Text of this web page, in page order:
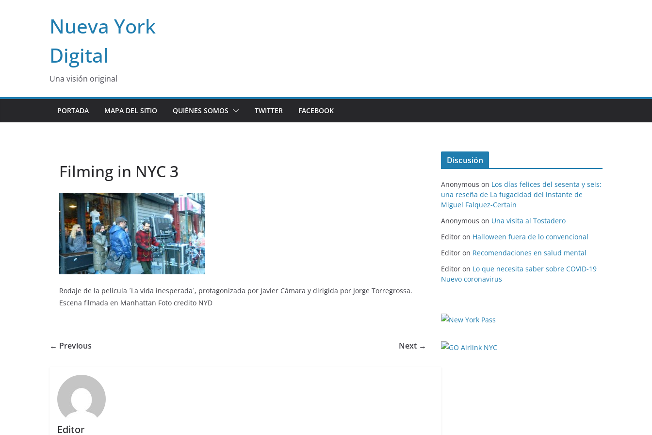
Nueva York
Digital
Una visión original
PORTADA MAPA DEL SITIO QUIÉNES SOMOS TWITTER FACEBOOK
Filming in NYC 3
Rodaje de la película ´La vida inesperada´, protagonizada por Javier Cámara y dirigida por Jorge Torregrossa.
Escena filmada en Manhattan Foto credito NYD
← Previous Next →
Editor
Discusión
Anonymous on Los días felices del sesenta y seis:
una reseña de La fugacidad del instante de
Miguel Falquez-Certain
Anonymous on Una visita al Tostadero
Editor on Halloween fuera de lo convencional
Editor on Recomendaciones en salud mental
Editor on Lo que necesita saber sobre COVID-19
Nuevo coronavirus